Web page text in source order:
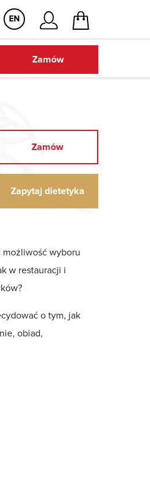
Dowóz
EN
Zamów
Zamów
Zapytaj dietetyka
wyboru
w restauracji i
o tym, jak
obiad,